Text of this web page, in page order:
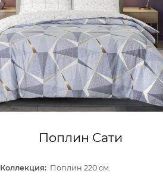
Поплин Сати
Коллекция: Поплин 220 см.